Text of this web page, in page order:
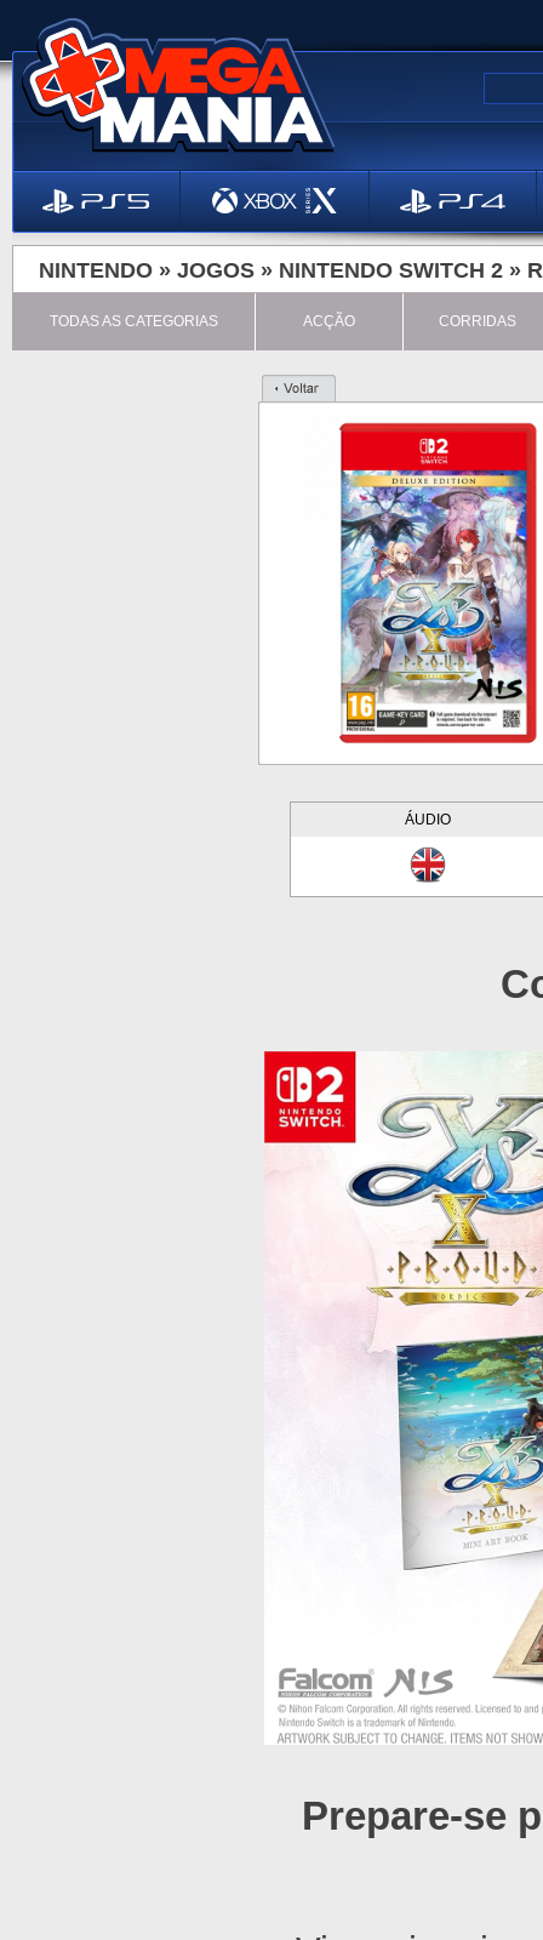
NINTENDO » JOGOS » NINTENDO SWITCH 2 »
TODAS AS CATEGORIAS ACÇÃO CORRIDAS
ÁUDIO
Prepare-se